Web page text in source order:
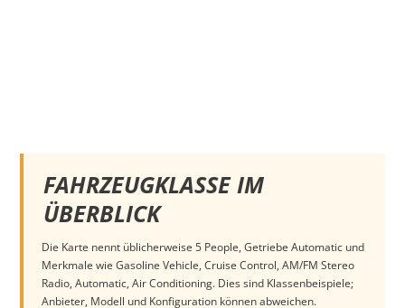
FAHRZEUGKLASSE IM
ÜBERBLICK
Die Karte nennt üblicherweise 5 People, Getriebe Automatic und
Merkmale wie Gasoline Vehicle, Cruise Control, AM/FM Stereo
Radio, Automatic, Air Conditioning. Dies sind Klassenbeispiele;
Anbieter, Modell und Konfiguration können abweichen.